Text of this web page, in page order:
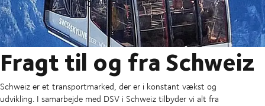
Fragt til og fra Schweiz
Schweiz er et transportmarked, der er i konstant vækst og
udvikling. I samarbejde med DSV i Schweiz tilbyder vi alt fra